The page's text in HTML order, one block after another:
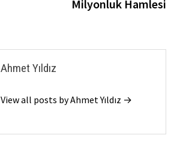
Milyonluk Hamlesi
Ahmet Yıldız
View all posts by Ahmet Yıldız →